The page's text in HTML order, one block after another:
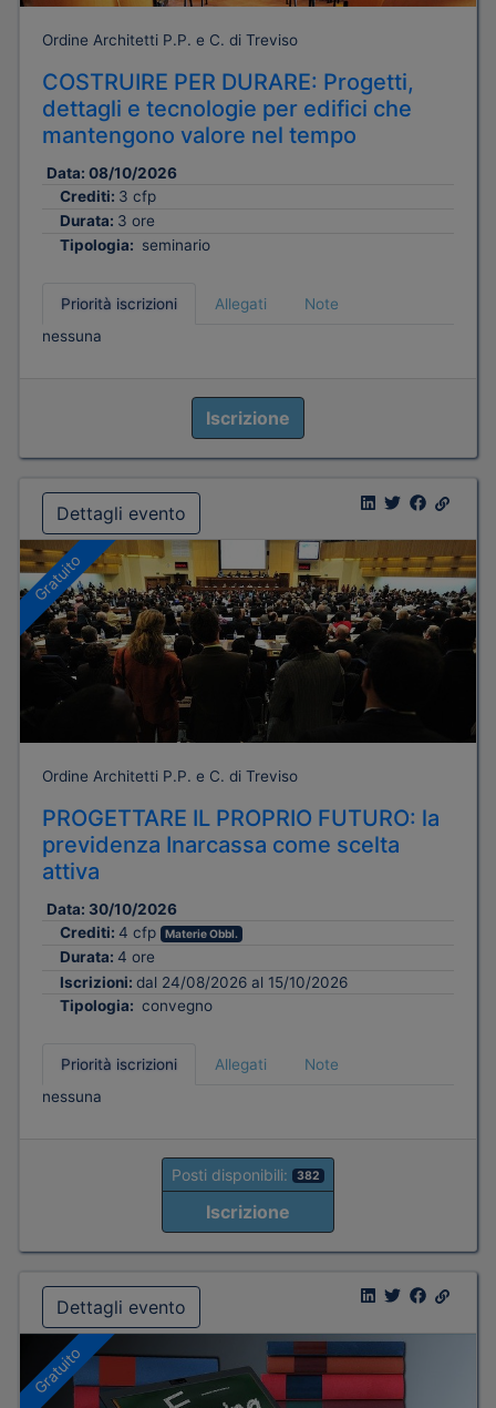
Ordine Architetti P.P. e C. di Treviso
COSTRUIRE PER DURARE: Progetti,
dettagli e tecnologie per edifici che
mantengono valore nel tempo
Data: 08/10/2026
Crediti: 3 cfp
Durata: 3 ore
Tipologia: seminario
Priorità iscrizioni Allegati
Note
nessuna
Iscrizione
Dettagli evento
Gratuito
Ordine Architetti P.P. e C. di Treviso
PROGETTARE IL PROPRIO FUTURO: la
previdenza Inarcassa come scelta
attiva
Data: 30/10/2026
Crediti: 4 cfp Materie Obbl.
Durata: 4 ore
Iscrizioni: dal 24/08/2026 al 15/10/2026
Tipologia: convegno
Priorità iscrizioni Allegati
Note
nessuna
Posti disponibili: 382
Iscrizione
Dettagli evento
Gratuito